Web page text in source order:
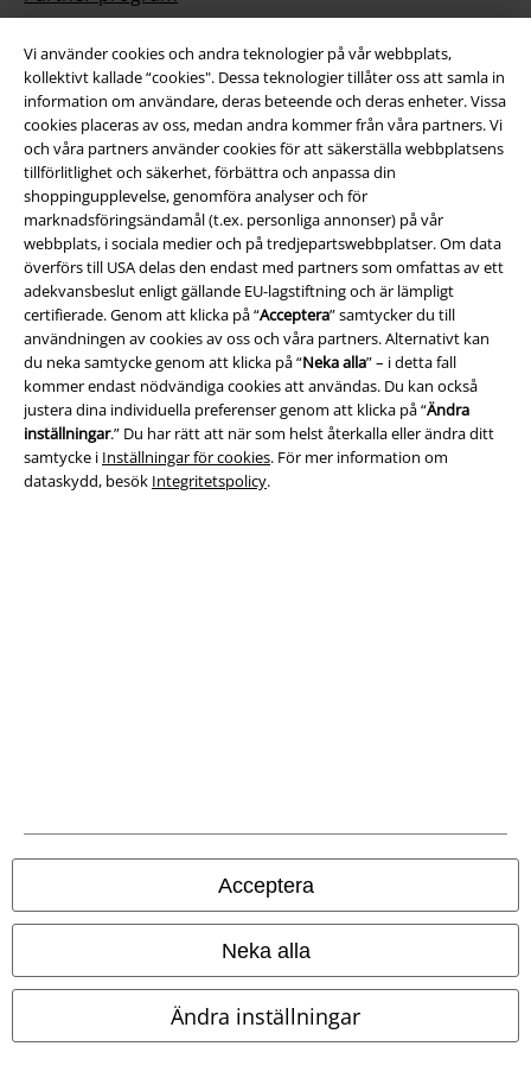
Vi använder cookies och andra teknologier på vår webbplats,
kollektivt kallade “cookies". Dessa teknologier tillåter oss att samla in
information om användare, deras beteende och deras enheter. Vissa
cookies placeras av oss, medan andra kommer från våra partners. Vi
och våra partners använder cookies för att säkerställa webbplatsens
tillförlitlighet och säkerhet, förbättra och anpassa din
shoppingupplevelse, genomföra analyser och för
marknadsföringsändamål (t.ex. personliga annonser) på vår
webbplats, i sociala medier och på tredjepartswebbplatser. Om data
överförs till USA delas den endast med partners som omfattas av ett
adekvansbeslut enligt gällande EU-lagstiftning och är lämpligt
certifierade. Genom att klicka på “Acceptera” samtycker du till
användningen av cookies av oss och våra partners. Alternativt kan
du neka samtycke genom att klicka på “Neka alla” – i detta fall
kommer endast nödvändiga cookies att användas. Du kan också
justera dina individuella preferenser genom att klicka på “Ändra
inställningar.” Du har rätt att när som helst återkalla eller ändra ditt
samtycke i Inställningar för cookies. För mer information om
dataskydd, besök Integritetspolicy.
Acceptera
Neka alla
Ändra inställningar
Hållbarhet
Bli en del av gemenskapen!
EMP-appen
Ladda ner EMP-appen nu och ta del av många fördelar!
A Warner Music Group Company